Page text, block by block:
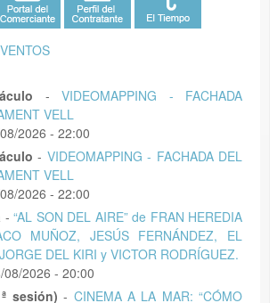
- VIDEOMAPPING - FACHADA
VELL
2026 - 22:00
- VIDEOMAPPING - FACHADA DEL
VELL
2026 - 22:00
- “AL SON DEL AIRE” de FRAN HEREDIA
MUÑOZ, JESÚS FERNÁNDEZ, EL
DEL KIRI y VICTOR RODRÍGUEZ.
08/2026 - 20:00
sesión) - CINEMA A LA MAR: “CÓMO